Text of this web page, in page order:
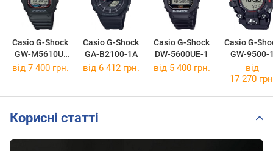
Casio G-Shock
GW-M5610U-
1E
Casio G-Shock
GA-B2100-1A
Casio G-Shock
DW-5600UE-1
Casio G-
GW-9500-
від 7 400 грн. від 6 412 грн. від 5 400 грн.
від
17 270
Корисні статті